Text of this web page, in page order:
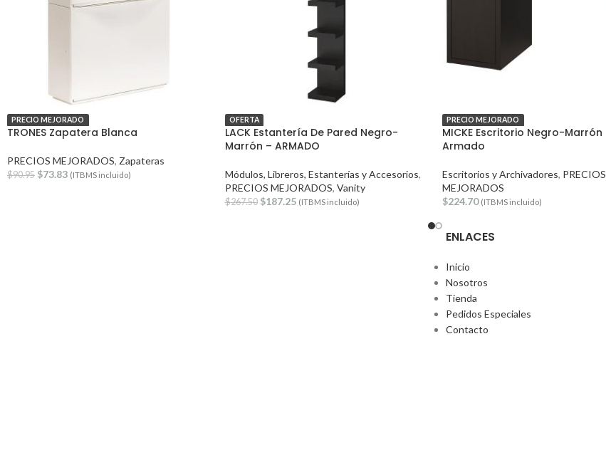
PRECIO MEJORADO
TRONES Zapatera Blanca
PRECIOS MEJORADOS, Zapateras
$90.95 $73.83 (ITBMS incluido)
OFERTA
LACK Estantería De Pared Negro-
Marrón – ARMADO
Módulos, Libreros, Estanterías y Accesorios,
PRECIOS MEJORADOS, Vanity
$267.50 $187.25 (ITBMS incluido)
PRECIO MEJORADO
MICKE Escritorio Negro-Marrón
Armado
Escritorios y Archivadores, PRECIOS
MEJORADOS
$224.70 (ITBMS incluido)
ENLACES
Inicio
Nosotros
Tienda
Pedidos Especiales
Contacto